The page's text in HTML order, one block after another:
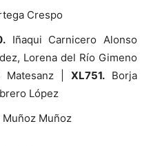
Crespo
Iñaqui Carnicero Alonso
Lorena del Río Gimeno
Matesanz | XL751.Borja
López
Muñoz